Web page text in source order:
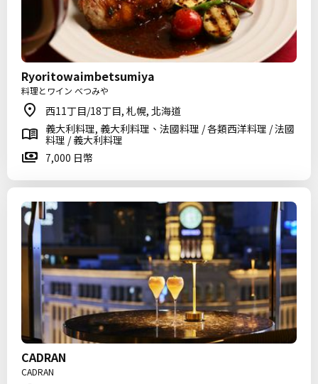
Ryoritowaimbetsumiya
料理とワイン べつみや
西11丁目/18丁目, 札幌, 北海道
義大利料理, 義大利料理、法國料理 / 各類西洋料理 / 法國
料理 / 義大利料理
7,000 日幣
CADRAN
CADRAN